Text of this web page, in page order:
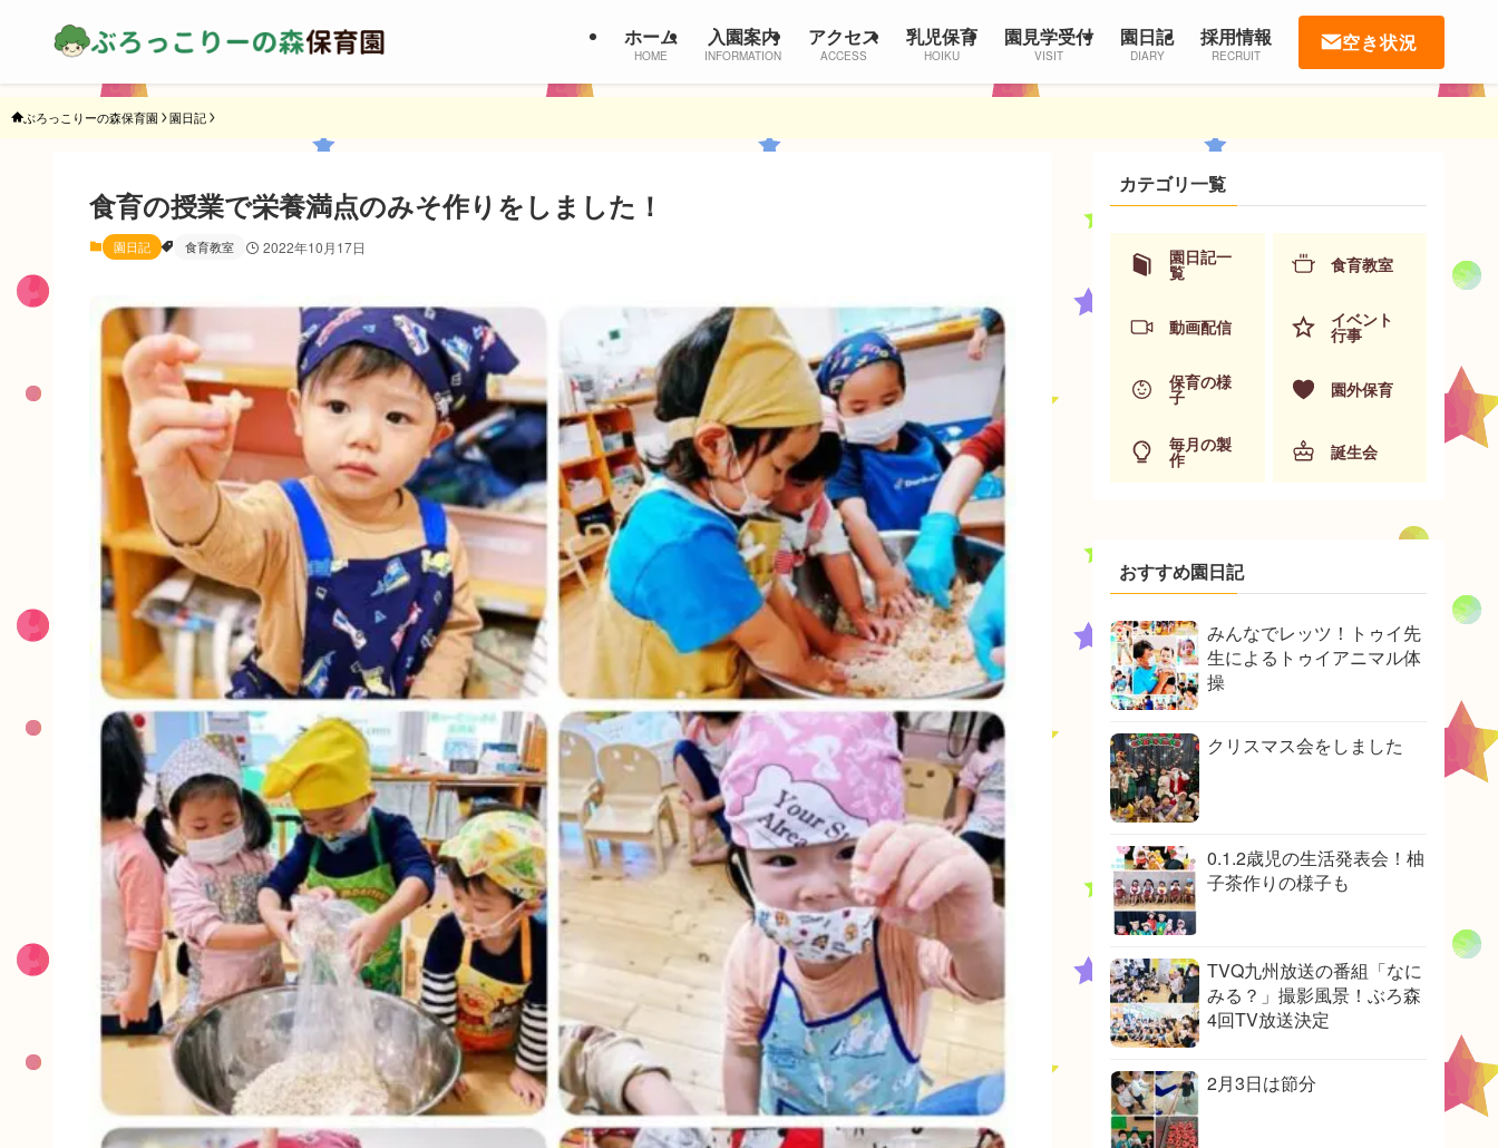
ホーム
HOME
入園案内
INFORMATION
アクセス
ACCESS
乳児保育
HOIKU
園見学受付
VISIT
園日記
DIARY
採用情報
RECRUIT
空き状況
ぶろっこりーの森保育園 園日記
食育の授業で栄養満点のみそ作りをしました！
園日記 食育教室 2022年10月17日
カテゴリ一覧
園日記一
覧 食育教室
動画配信 イベント
行事
保育の様
子 園外保育
毎月の製
作 誕生会
おすすめ園日記
みんなでレッツ！トゥイ先
生によるトゥイアニマル体
操
クリスマス会をしました
0.1.2歳児の生活発表会！柚
子茶作りの様子も
TVQ九州放送の番組「なに
みる？」撮影風景！ぶろ森
4回TV放送決定
2月3日は節分